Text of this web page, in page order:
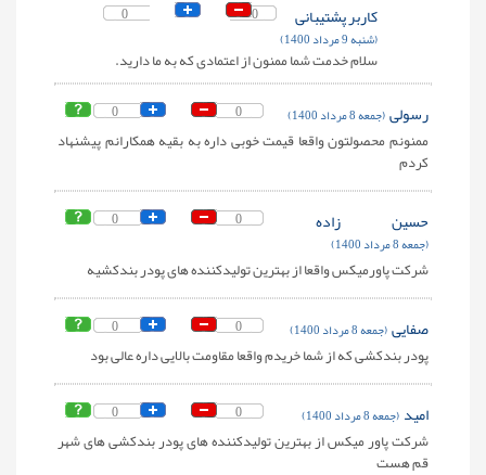
0 0 کاربر پشتیبانی
(شنبه 9 مرداد 1400)
سلام خدمت شما ممنون از اعتمادی که به ما دارید.
0 0 رسولی(جمعه 8 مرداد 1400)
ممنونم محصولتون واقعا قیمت خوبی داره به بقیه همکارانم پیشنهاد
کردم
0 0 حسین زاده
(جمعه 8 مرداد 1400)
شرکت پاورمیکس واقعا از بهترین تولیدکننده های پودر بندکشیه
0 0 صفایی(جمعه 8 مرداد 1400)
پودر بندکشی که از شما خریدم واقعا مقاومت بالایی داره عالی بود
0 0 امید (جمعه 8 مرداد 1400)
شرکت پاور میکس از بهترین تولیدکننده های پودر بندکشی های شهر
قم هست